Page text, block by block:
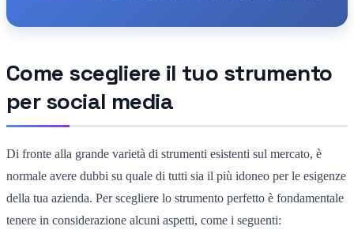
Come scegliere il tuo strumento
per social media
Di fronte alla grande varietà di strumenti esistenti sul mercato, è
normale avere dubbi su quale di tutti sia il più idoneo per le esigenze
della tua azienda. Per scegliere lo strumento perfetto è fondamentale
tenere in considerazione alcuni aspetti, come i seguenti: